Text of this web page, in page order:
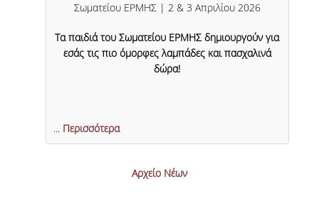
Σωματείου ΕΡΜΗΣ | 2 & 3 Απριλίου 2026
Τα παιδιά του Σωματείου ΕΡΜΗΣ δημιουργούν για
εσάς τις πιο όμορφες λαμπάδες και πασχαλινά
δώρα!
... Περισσότερα
Αρχείο Νέων